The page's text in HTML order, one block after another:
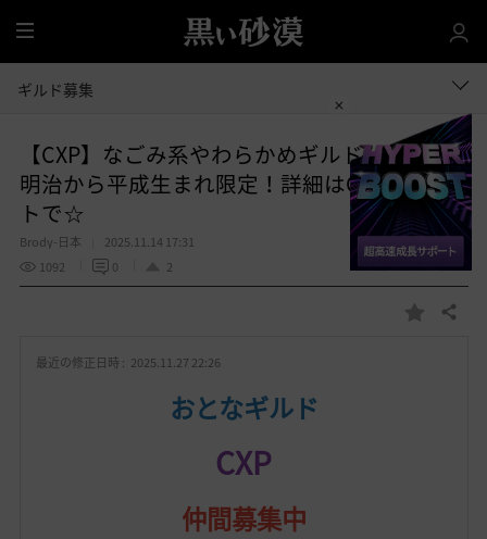
全
体
ギルド募集
【CXP】なごみ系やわらかめギルドヽ(´～｀)ﾉ
明治から平成生まれ限定！詳細はCXPのサイ
トで☆
Brody-日本
2025.11.14 17:31
1092
0 2
お 共有する
最近の修正日時 : 2025.11.27 22:26
おとなギルド
CXP
仲間募集中